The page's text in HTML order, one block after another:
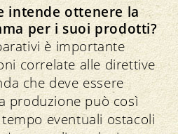
intende ottenere la
per i suoi prodotti?
è importante
correlate alle direttive
che deve essere
produzione può così
eventuali ostacoli